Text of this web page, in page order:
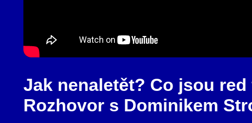
Jak nenaletět? Co jsou
Rozhovor s Dominikem